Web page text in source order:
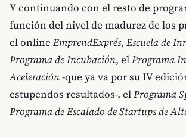
Y continuando con el resto de
función del nivel de madurez de los
el online EmprendExprés, Escuela de
Programa de Incubación, elPrograma
Aceleración-que ya va por su IV
estupendos resultados-, elPrograma
Programa de Escalado de Startups de